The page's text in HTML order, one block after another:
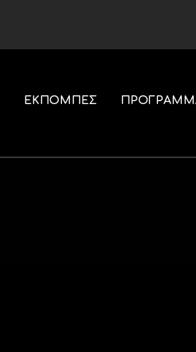
ΕΚΠΟΜΠΕΣ